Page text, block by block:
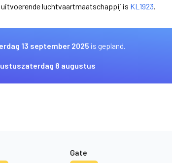
luchtvaartmaatschappij is KL1923.
13 september 2025 is gepland.
zaterdag 8 augustus
Gate